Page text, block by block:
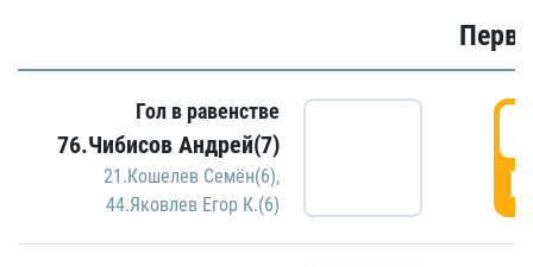
Гол в равенстве
76.Чибисов Андрей(7)
21.Кошелев Семён(6),
44.Яковлев Егор К.(6)